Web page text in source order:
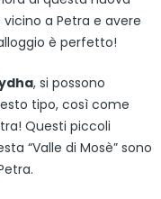
a Petra e avere
è perfetto!
, si possono
tipo, così come
Questi piccoli
“Valle di Mosè” sono